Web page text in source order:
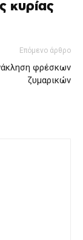
κυρίας
Επόμενο άρθρο
φρέσκων
ζυμαρικών